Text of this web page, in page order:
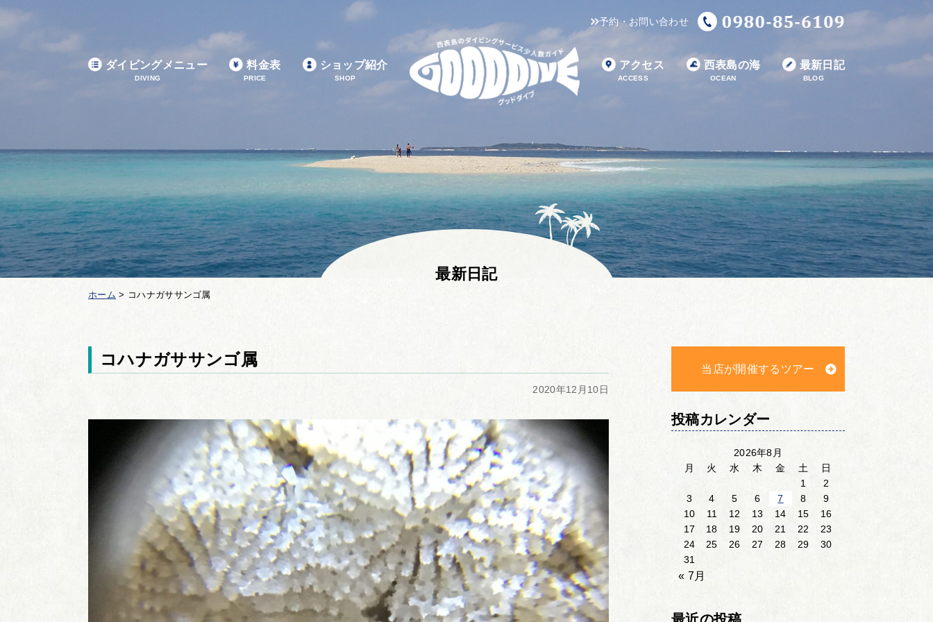
予約・お問い合わせ
ダイビングメニュー
DIVING
料金表
PRICE
ショップ紹介
SHOP
アクセス
ACCESS
西表島の海
OCEAN
最新日記
BLOG
最新日記
ホーム > コハナガササンゴ属
コハナガササンゴ属
2020年12月10日
当店が開催するツアー
投稿カレンダー
2026年8月
月
火 水 木 金 土
日
1
2
3
4 5 6 7 8
9
10
11 12 13 14 15
16
17
18 19 20 21 22
23
24
25 26 27 28 29
30
31
« 7月